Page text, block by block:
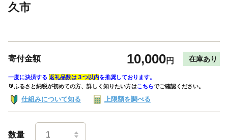
久市
寄付金額 10,000円 在庫あり
一度に決済する 返礼品数は３つ以内を推奨しております。
🔰ふるさと納税が初めての方、詳しく知りたい方はこちらでご確認ください。
仕組みについて知る 上限額を調べる
数量